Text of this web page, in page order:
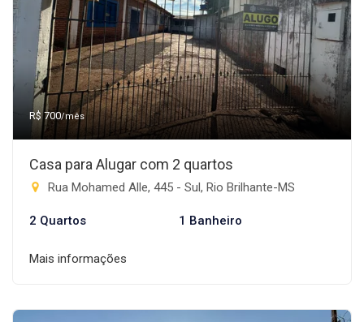
R$ 700/mês
Casa para Alugar com 2 quartos
Rua Mohamed Alle, 445 - Sul, Rio Brilhante-MS
2 Quartos 1 Banheiro
Mais informações